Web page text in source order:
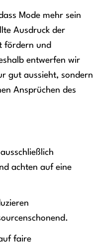
Mode mehr sein
Ausdruck der
fördern und
entwerfen wir
gut aussieht, sondern
Ansprüchen des
achten auf eine
faire